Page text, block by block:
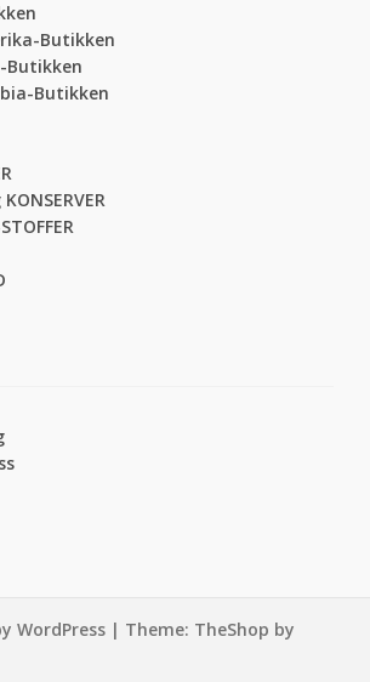
Butikken
Butikken
WordPress | Theme: TheShop by